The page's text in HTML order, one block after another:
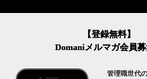
【登録無料】
Domaniメルマガ会員
管理職世代